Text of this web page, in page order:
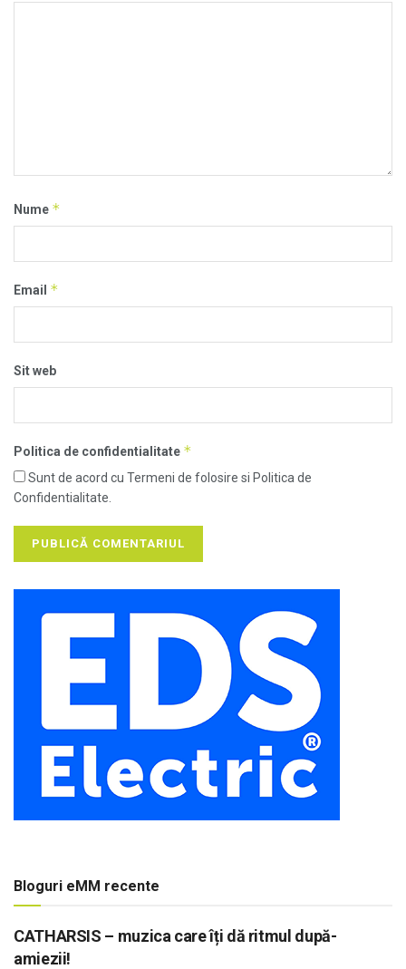
Nume *
Email *
Sit web
Politica de confidentialitate *
Sunt de acord cu Termeni de folosire si Politica de
Confidentialitate.
Bloguri eMM recente
CATHARSIS – muzica care îți dă ritmul după-
amiezii!